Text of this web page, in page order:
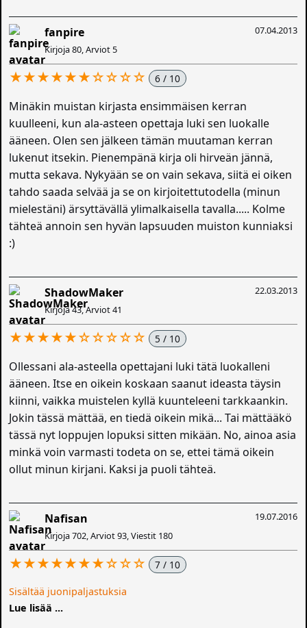
07.04.2013
fanpire
Kirjoja 80, Arviot 5
★★★★★★☆☆☆☆ 6 / 10
Minäkin muistan kirjasta ensimmäisen kerran
kuulleeni, kun ala-asteen opettaja luki sen luokalle
ääneen. Olen sen jälkeen tämän muutaman kerran
lukenut itsekin. Pienempänä kirja oli hirveän jännä,
mutta sekava. Nykyään se on vain sekava, siitä ei oiken
tahdo saada selvää ja se on kirjoitettutodella (minun
mielestäni) ärsyttävällä ylimalkaisella tavalla..... Kolme
tähteä annoin sen hyvän lapsuuden muiston kunniaksi
:)
22.03.2013
ShadowMaker
Kirjoja 43, Arviot 41
★★★★★☆☆☆☆☆ 5 / 10
Ollessani ala-asteella opettajani luki tätä luokalleni
ääneen. Itse en oikein koskaan saanut ideasta täysin
kiinni, vaikka muistelen kyllä kuunteleeni tarkkaankin.
Jokin tässä mättää, en tiedä oikein mikä... Tai mättääkö
tässä nyt loppujen lopuksi sitten mikään. No, ainoa asia
minkä voin varmasti todeta on se, ettei tämä oikein
ollut minun kirjani. Kaksi ja puoli tähteä.
19.07.2016
Nafisan
Kirjoja 702, Arviot 93, Viestit 180
★★★★★★★☆☆☆ 7 / 10
Sisältää juonipaljastuksia
Lue lisää ...